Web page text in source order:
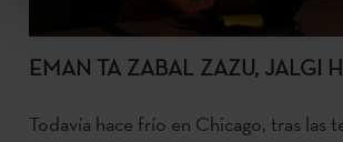
EMAN TA ZABAL ZAZU, JALGI
Todavía hace frío en Chicago, tras las